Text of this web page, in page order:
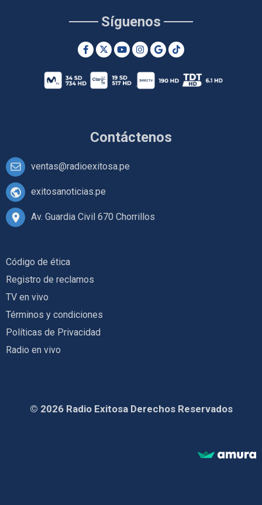
Contáctenos
ventas@radioexitosa.pe
exitosanoticias.pe
Av. Guardia Civil 670 Chorrillos
Síguenos
Código de ética
Registro de reclamos
TV en vivo
Términos y condiciones
Políticas de Privacidad
Radio en vivo
© 2026 Radio Exitosa Derechos Reservados